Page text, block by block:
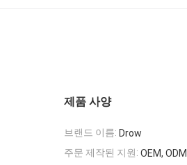
제품 사양
브랜드 이름: Drow
주문 제작된 지원: OEM, ODM